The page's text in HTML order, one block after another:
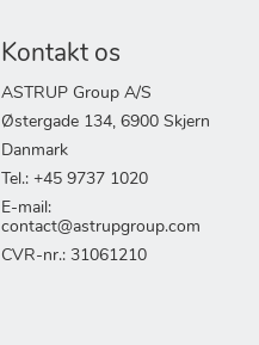
Kontakt os
ASTRUP Group A/S
Østergade 134, 6900 Skjern
Danmark
Tel.: +45 9737 1020
E-mail:
contact@astrupgroup.com
CVR-nr.: 31061210